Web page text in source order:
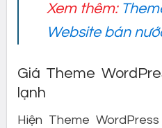
Xem thêm:
Website bán
Giá Theme
lạnh
Hiện Theme